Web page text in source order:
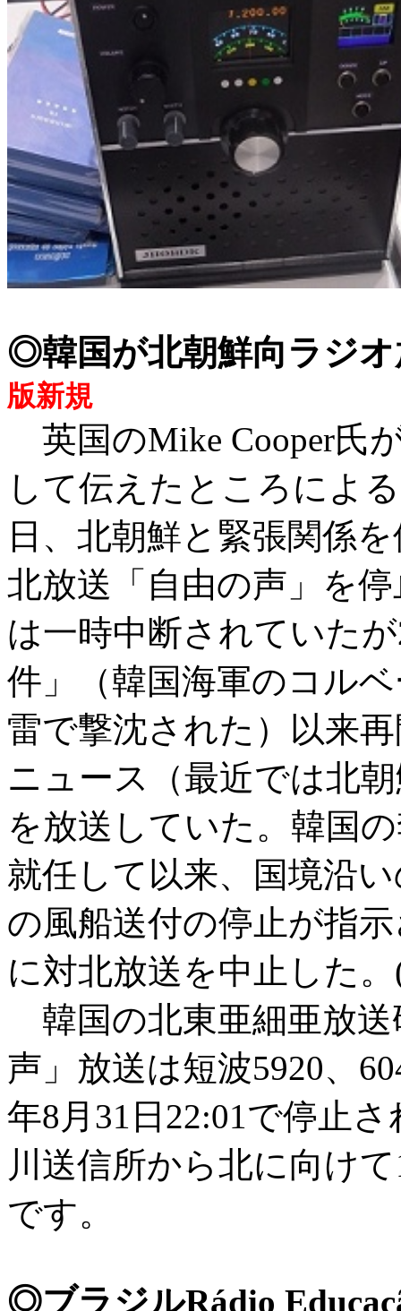
◎韓国が北朝鮮向ラジ
版新規
英国のMike Cooper氏
して伝えたところによ
日、北朝鮮と緊張関係
北放送「自由の声」を
は一時中断されていた
件」（韓国海軍のコル
雷で撃沈された）以来
ニュース（最近では北
を放送していた。韓国
就任して以来、国境沿
の風船送付の停止が指
に対北放送を中止した
韓国の北東亜細亜放送
声」放送は短波5920、
年8月31日22:01で停止
川送信所から北に向け
です。
◎ブラジルRádio